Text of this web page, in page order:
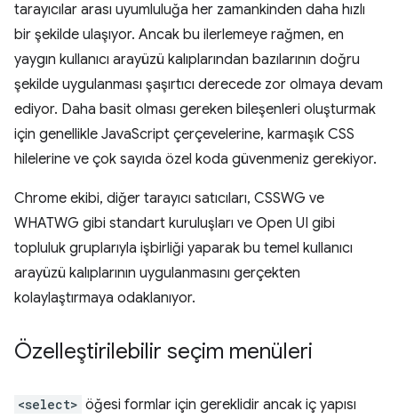
tarayıcılar arası uyumluluğa her zamankinden daha hızlı
bir şekilde ulaşıyor. Ancak bu ilerlemeye rağmen, en
yaygın kullanıcı arayüzü kalıplarından bazılarının doğru
şekilde uygulanması şaşırtıcı derecede zor olmaya devam
ediyor. Daha basit olması gereken bileşenleri oluşturmak
için genellikle JavaScript çerçevelerine, karmaşık CSS
hilelerine ve çok sayıda özel koda güvenmeniz gerekiyor.
Chrome ekibi, diğer tarayıcı satıcıları, CSSWG ve
WHATWG gibi standart kuruluşları ve Open UI gibi
topluluk gruplarıyla işbirliği yaparak bu temel kullanıcı
arayüzü kalıplarının uygulanmasını gerçekten
kolaylaştırmaya odaklanıyor.
Özelleştirilebilir seçim menüleri
<select> öğesi formlar için gereklidir ancak iç yapısı